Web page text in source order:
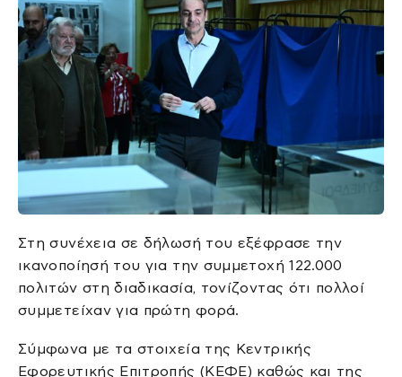
Στη συνέχεια σε δήλωσή του εξέφρασε την
ικανοποίησή του για την συμμετοχή 122.000
πολιτών στη διαδικασία, τονίζοντας ότι πολλοί
συμμετείχαν για πρώτη φορά.
​Σύμφωνα με τα στοιχεία της Κεντρικής
Εφορευτικής Επιτροπής (ΚΕΦΕ) καθώς και της